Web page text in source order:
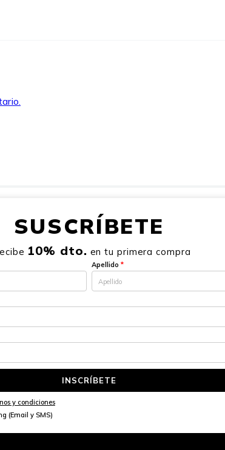
SUSCRÍBETE
10% dto. en tu primera compra
Apellido *
INSCRÍBETE
y condiciones
(Email y SMS)